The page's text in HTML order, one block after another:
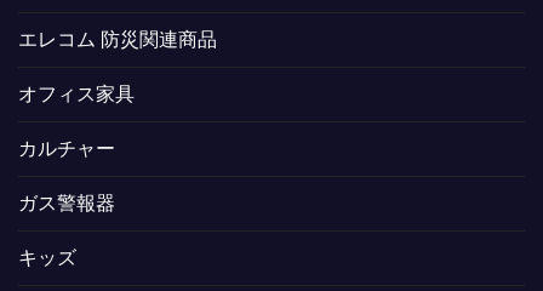
エレコム 防災関連商品
オフィス家具
カルチャー
ガス警報器
キッズ